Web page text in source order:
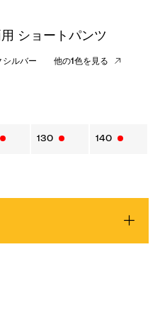
ショートパンツ
シルバー 他の1色を見る
130 140